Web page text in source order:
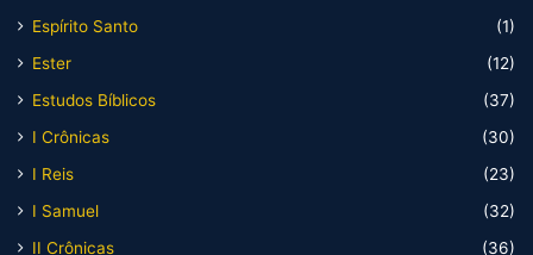
Espírito Santo
(1)
Ester
(12)
Estudos Bíblicos
(37)
I Crônicas
(30)
I Reis
(23)
I Samuel
(32)
II Crônicas
(36)